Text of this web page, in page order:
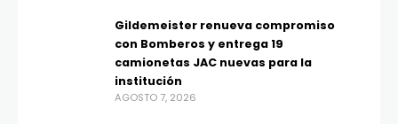
Gildemeister renueva compromiso
con Bomberos y entrega 19
camionetas JAC nuevas para la
institución
AGOSTO 7, 2026